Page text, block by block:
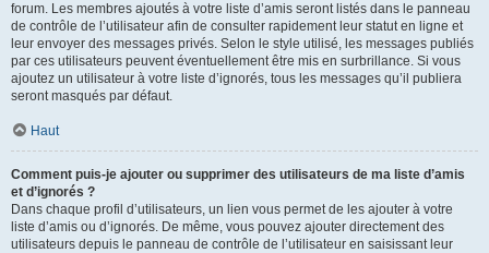
forum. Les membres ajoutés à votre liste d’amis seront listés dans le panneau
de contrôle de l’utilisateur afin de consulter rapidement leur statut en ligne et
leur envoyer des messages privés. Selon le style utilisé, les messages publiés
par ces utilisateurs peuvent éventuellement être mis en surbrillance. Si vous
ajoutez un utilisateur à votre liste d’ignorés, tous les messages qu’il publiera
seront masqués par défaut.
Haut
Comment puis-je ajouter ou supprimer des utilisateurs de ma liste d’amis
et d’ignorés ?
Dans chaque profil d’utilisateurs, un lien vous permet de les ajouter à votre
liste d’amis ou d’ignorés. De même, vous pouvez ajouter directement des
utilisateurs depuis le panneau de contrôle de l’utilisateur en saisissant leur